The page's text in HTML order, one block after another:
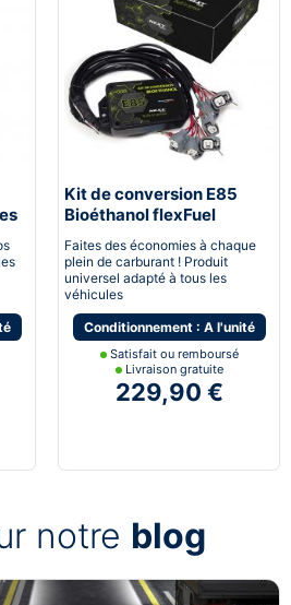
Kit de conversion E85
Bioéthanol flexFuel
converter
Faites des économies à chaque
plein de carburant ! Produit
universel adapté à tous les
véhicules
Conditionnement : A l'unité
Satisfait ou remboursé
Livraison gratuite
229,90 €
notre blog